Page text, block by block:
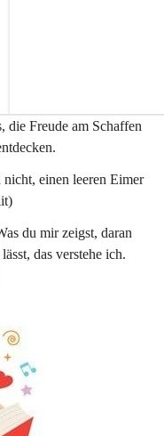
e
n
a
die Freude am Schaffen
einen leeren Eimer
du mir zeigst, daran
das verstehe ich.